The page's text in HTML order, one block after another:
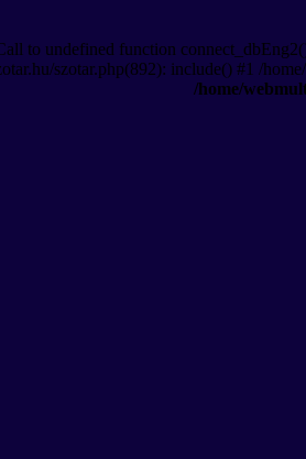
to undefined function
szotar.php(892): include() #1 /
/home/